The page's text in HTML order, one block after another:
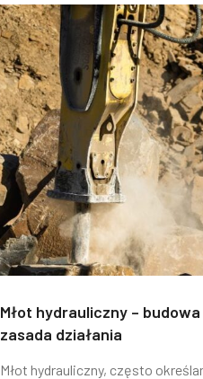
Młot hydrauliczny – budowa
zasada działania
Młot hydrauliczny, często